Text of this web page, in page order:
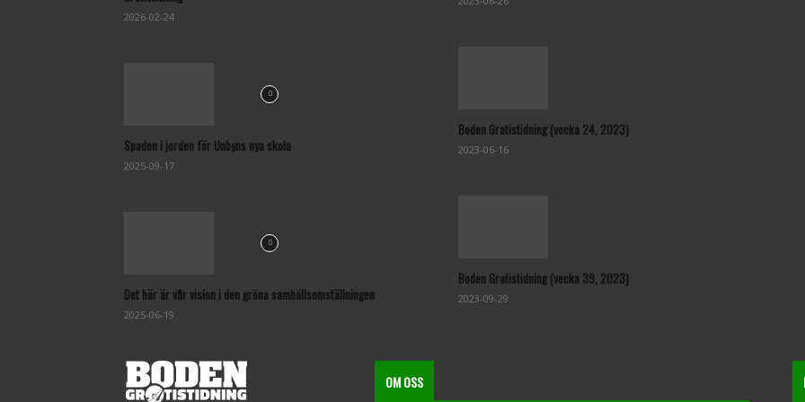
2026-02-24
Spaden i jorden för Unbyns nya skola
2025-09-17
Det här är vår vision i den gröna samhällsomställningen
2025-06-19
Boden Gratistidning (vecka 24, 2023)
2023-06-16
Boden Gratistidning (vecka 39, 2023)
2023-09-29
OM OSS